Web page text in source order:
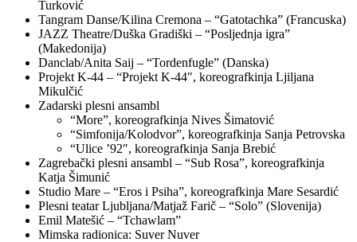
Turković
Tangram Danse/Kilina Cremona – “Gatotachka” (Francuska)
JAZZ Theatre/Duška Gradiški – “Posljednja igra”
(Makedonija)
Danclab/Anita Saij – “Tordenfugle” (Danska)
Projekt K-44 – “Projekt K-44″, koreografkinja Ljiljana
Mikulčić
Zadarski plesni ansambl
“More”, koreografkinja Nives Šimatović
“Simfonija/Kolodvor”, koreografkinja Sanja Petrovska
“Ulice ’92″, koreografkinja Sanja Brebić
Zagrebački plesni ansambl – “Sub Rosa”, koreografkinja
Katja Šimunić
Studio Mare – “Eros i Psiha”, koreografkinja Mare Sesardić
Plesni teatar Ljubljana/Matjaž Farič – “Solo” (Slovenija)
Emil Matešić – “Tchawlam”
Mimska radionica: Suver Nuver